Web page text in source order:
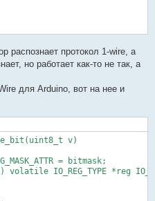
распознает протокол 1-wire, а
но работает как-то не так, а
для Arduino, вот на нее и
v)